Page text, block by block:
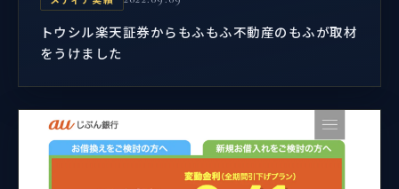
トウシル楽天証券からもふもふ不動産のもふが取材
をうけました